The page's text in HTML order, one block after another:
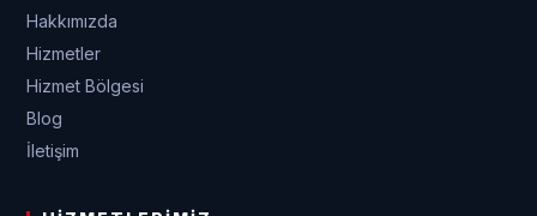
Hakkımızda
Hizmetler
Hizmet Bölgesi
Blog
İletişim